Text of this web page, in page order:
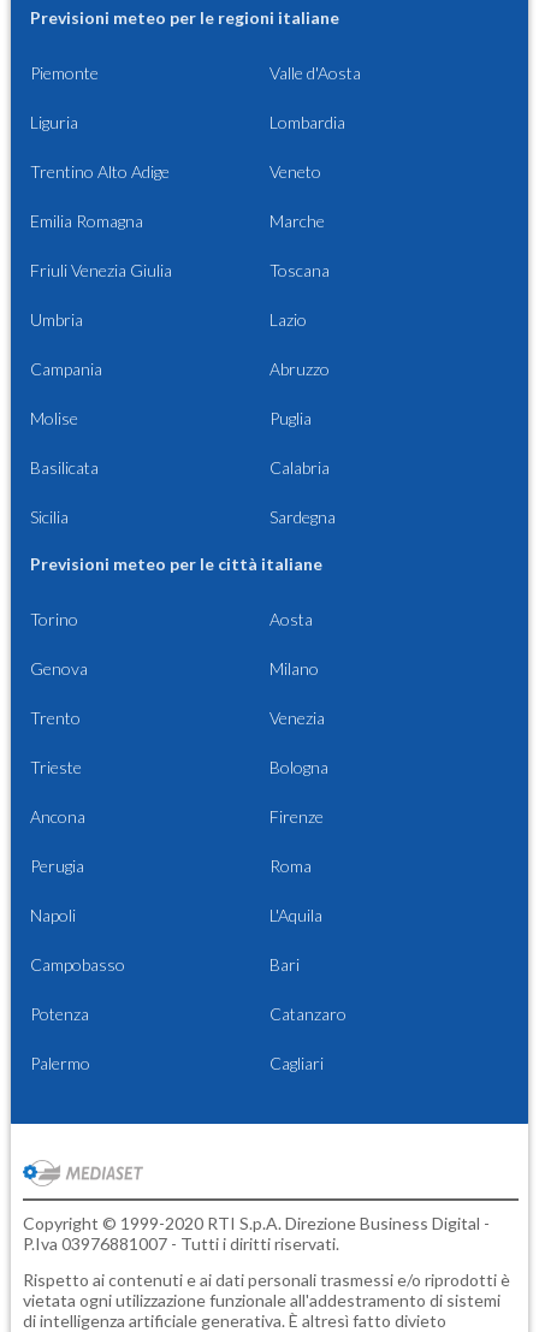
Previsioni meteo per le regioni italiane
Piemonte Valle d'Aosta
Liguria Lombardia
Trentino Alto Adige Veneto
Emilia Romagna Marche
Friuli Venezia Giulia Toscana
Umbria Lazio
Campania Abruzzo
Molise Puglia
Basilicata Calabria
Sicilia Sardegna
Previsioni meteo per le città italiane
Torino Aosta
Genova Milano
Trento Venezia
Trieste Bologna
Ancona Firenze
Perugia Roma
Napoli L'Aquila
Campobasso Bari
Potenza Catanzaro
Palermo Cagliari
Copyright © 1999-2020 RTI S.p.A. Direzione Business Digital -
P.Iva 03976881007 - Tutti i diritti riservati.
Rispetto ai contenuti e ai dati personali trasmessi e/o riprodotti è
vietata ogni utilizzazione funzionale all'addestramento di sistemi
di intelligenza artificiale generativa. È altresì fatto divieto